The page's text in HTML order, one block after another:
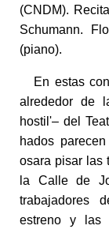
(CNDM).
Schumann.
(piano).
En estas
alrededor de
hostil'– del
hados
osara pisar las
la Calle de
trabajadores
estreno y las